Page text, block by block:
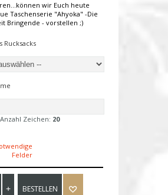
wir Euch heute
Taschenserie "Ahyoka" -Die
Bringende - vorstellen ;)
Rucksacks
Zeichen: 20
Felder
BESTELLEN